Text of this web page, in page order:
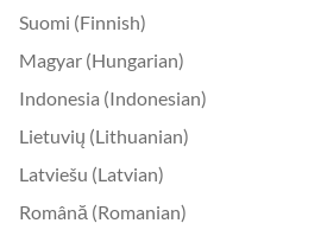
Suomi (Finnish)
Magyar (Hungarian)
Indonesia (Indonesian)
Lietuvių (Lithuanian)
Latviešu (Latvian)
Română (Romanian)